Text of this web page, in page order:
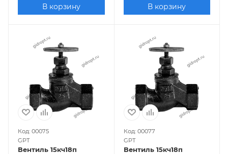
В корзину В корзину
Код: 00075
GPT
Вентиль 15кч18п
Код: 00077
GPT
Вентиль 15кч18п